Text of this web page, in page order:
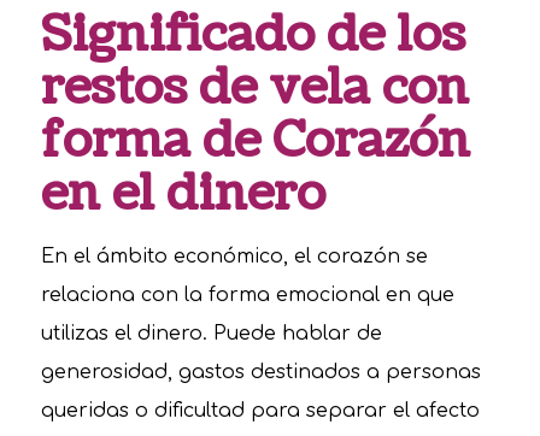
Significado de los
restos de vela con
forma de Corazón
en el dinero
En el ámbito económico, el corazón se
relaciona con la forma emocional en que
utilizas el dinero. Puede hablar de
generosidad, gastos destinados a personas
queridas o dificultad para separar el afecto